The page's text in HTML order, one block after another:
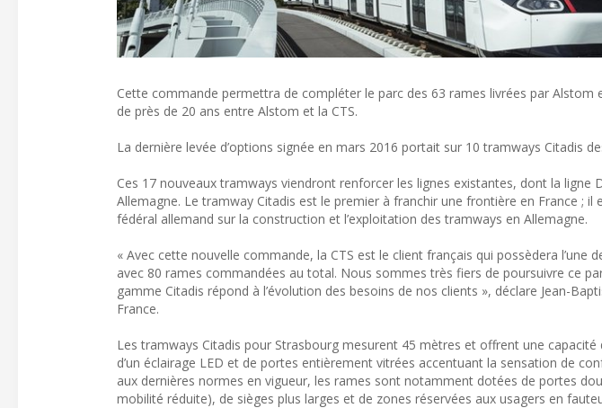
Cette commande permettra de compléter le parc des 63 rames livrées par
de près de 20 ans entre Alstom et la CTS.
La dernière levée d’options signée en mars 2016 portait sur 10 tramways Citadis
Ces 17 nouveaux tramways viendront renforcer les lignes existantes, dont la ligne
Allemagne. Le tramway Citadis est le premier à franchir une frontière en France ;
fédéral allemand sur la construction et l’exploitation des tramways en Allemagne.
« Avec cette nouvelle commande, la CTS est le client français qui possèdera l’une
avec 80 rames commandées au total. Nous sommes très fiers de poursuivre ce
gamme Citadis répond à l’évolution des besoins de nos clients », déclare Jean-
France.
Les tramways Citadis pour Strasbourg mesurent 45 mètres et offrent une capacité
d’un éclairage LED et de portes entièrement vitrées accentuant la sensation de
aux dernières normes en vigueur, les rames sont notamment dotées de portes
mobilité réduite), de sièges plus larges et de zones réservées aux usagers en